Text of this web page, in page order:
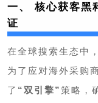
一、 核心获客黑
证
在全球搜索生态中，
为了应对海外采购
了 “双引擎”策略，